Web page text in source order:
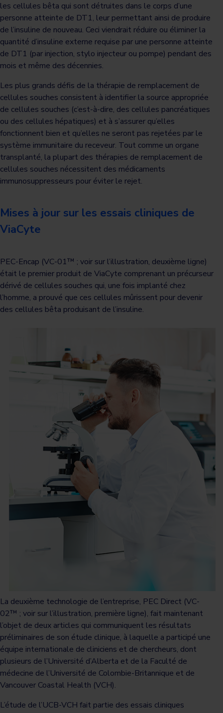
les cellules bêta qui sont détruites dans le corps d’une
personne atteinte de DT1, leur permettant ainsi de produire
de l’insuline de nouveau. Ceci viendrait réduire ou éliminer la
quantité d’insuline externe requise par une personne atteinte
de DT1 (par injection, stylo injecteur ou pompe) pendant des
mois et même des décennies.
Les plus grands défis de la thérapie de remplacement de
cellules souches consistent à identifier la source appropriée
de cellules souches (c’est-à-dire, des cellules pancréatiques
ou des cellules hépatiques) et à s’assurer qu’elles
fonctionnent bien et qu’elles ne seront pas rejetées par le
système immunitaire du receveur. Tout comme un organe
transplanté, la plupart des thérapies de remplacement de
cellules souches nécessitent des médicaments
immunosuppresseurs pour éviter le rejet.
Mises à jour sur les essais cliniques de
ViaCyte
PEC-Encap (VC-01™ ; voir sur l’illustration, deuxième ligne)
était le premier produit de ViaCyte comprenant un précurseur
dérivé de cellules souches qui, une fois implanté chez
l’homme, a prouvé que ces cellules mûrissent pour devenir
des cellules bêta produisant de l’insuline.
La deuxième technologie de l’entreprise, PEC Direct (VC-
02™ ; voir sur l’illustration, première ligne), fait maintenant
l’objet de deux articles qui communiquent les résultats
préliminaires de son étude clinique, à laquelle a participé une
équipe internationale de cliniciens et de chercheurs, dont
plusieurs de l’Université d’Alberta et de la Faculté de
médecine de l’Université de Colombie-Britannique et de
Vancouver Coastal Health (VCH).
L’étude de l’UCB-VCH fait partie des essais cliniques